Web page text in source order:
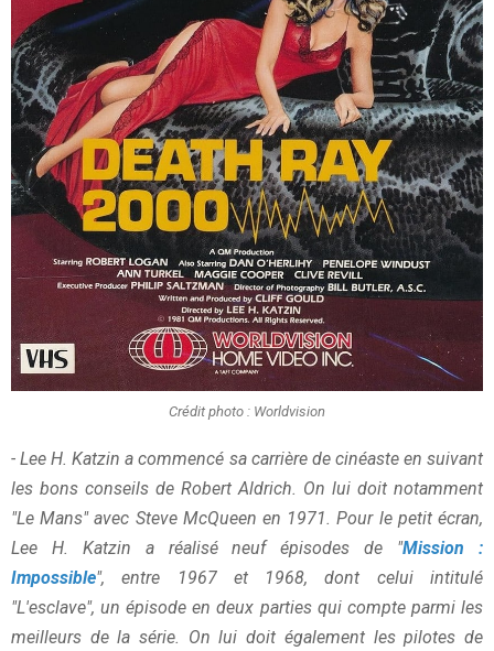
Crédit photo : Worldvision
-Lee H. Katzin a commencé sa carrière de cinéaste en suivant
les bons conseils de Robert Aldrich. On lui doit notamment
"Le Mans" avec Steve McQueen en 1971. Pour le petit écran,
Lee H. Katzin a réalisé neuf épisodes de "Mission :
Impossible", entre 1967 et 1968, dont celui intitulé
"L'esclave", un épisode en deux parties qui compte parmi les
meilleurs de la série. On lui doit également les pilotes de